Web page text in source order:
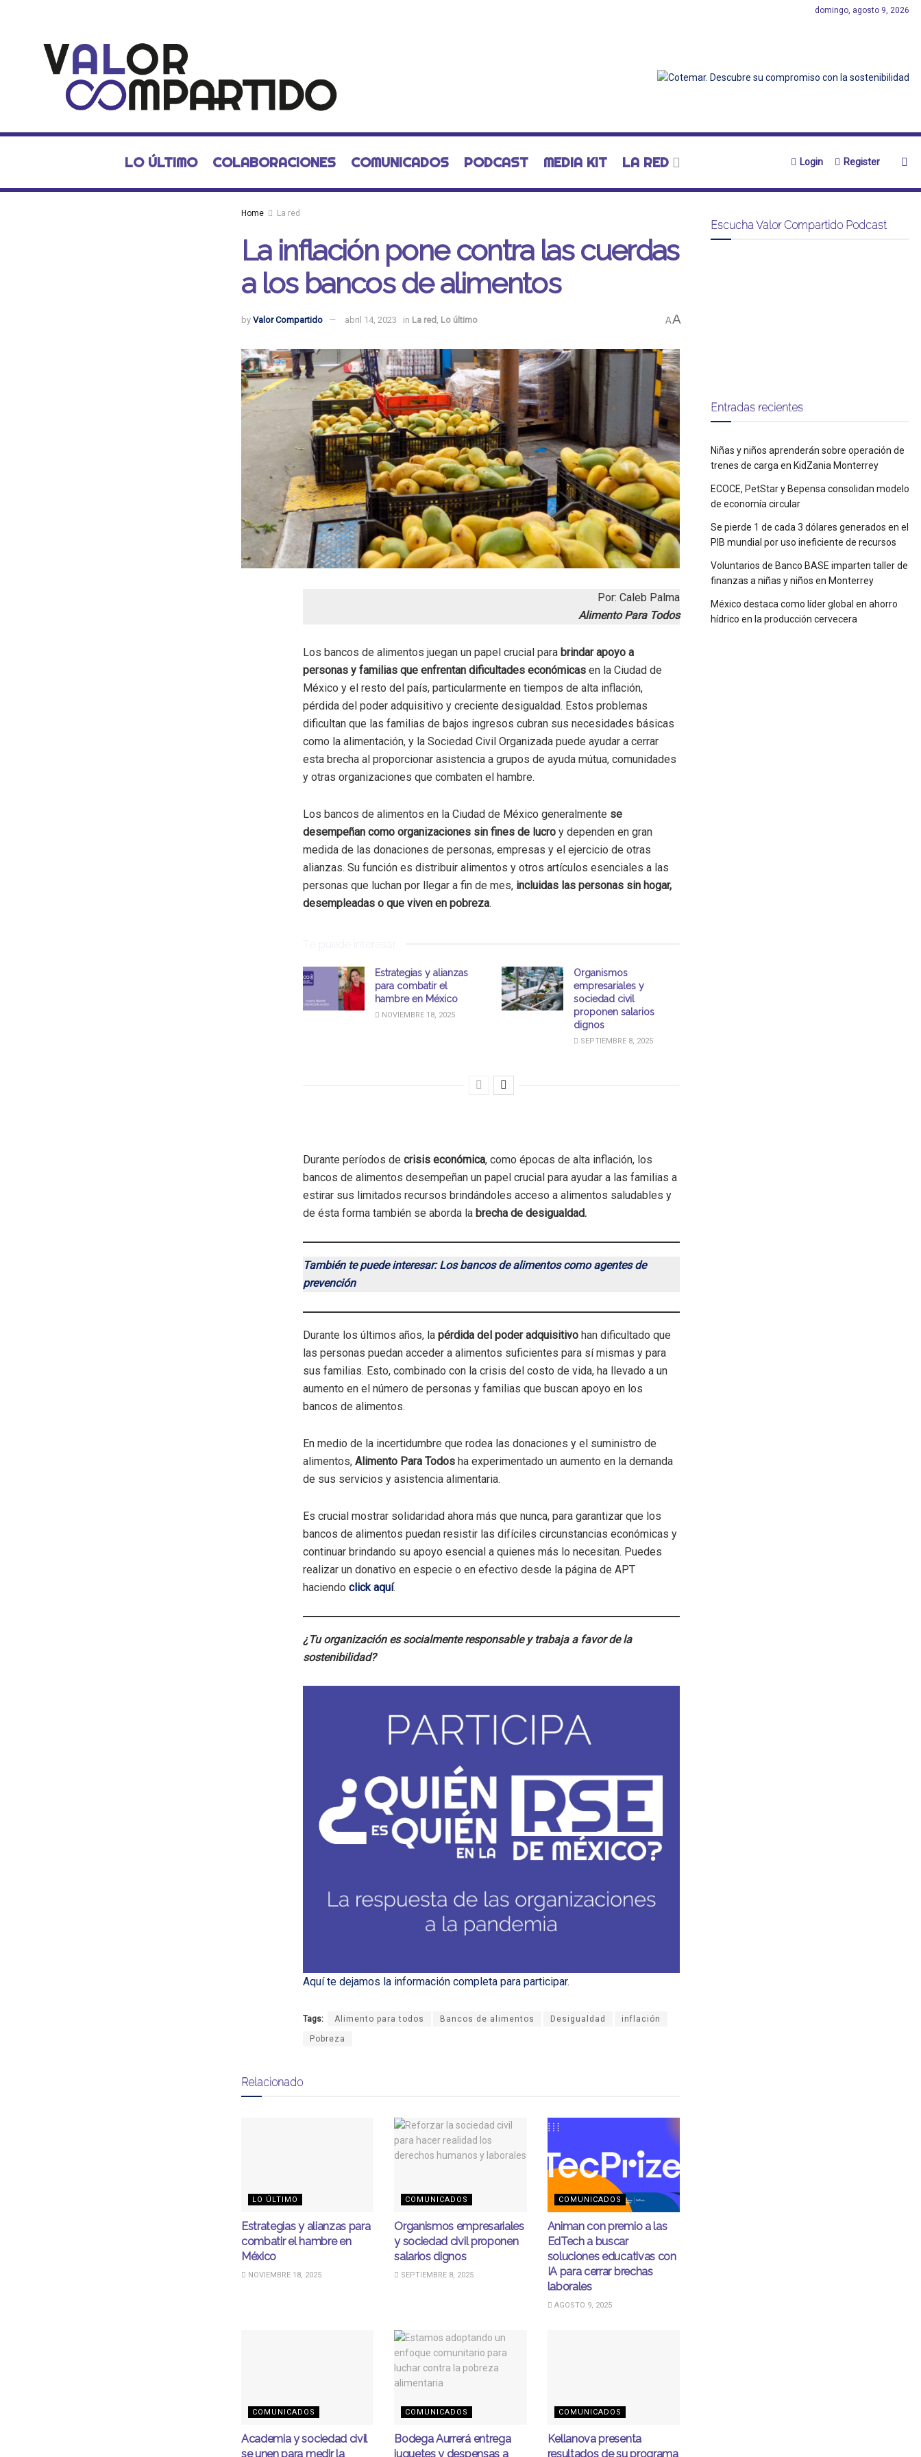
domingo, agosto 9, 2026
LO ÚLTIMO COLABORACIONES COMUNICADOS PODCAST MEDIA KIT LA RED Login Register
Home La red
La inflación pone contra las cuerdas
a los bancos de alimentos
by Valor Compartido abril 14, 2023 in La red Lo último AA
Por: Caleb Palma
Alimento Para Todos
Los bancos de alimentos juegan un papel crucial para brindar apoyo a
personas y familias que enfrentan dificultades económicas en la Ciudad de
México y el resto del país, particularmente en tiempos de alta inflación,
pérdida del poder adquisitivo y creciente desigualdad. Estos problemas
dificultan que las familias de bajos ingresos cubran sus necesidades básicas
como la alimentación, y la Sociedad Civil Organizada puede ayudar a cerrar
esta brecha al proporcionar asistencia a grupos de ayuda mútua, comunidades
y otras organizaciones que combaten el hambre.
Los bancos de alimentos en la Ciudad de México generalmente se
desempeñan como organizaciones sin fines de lucro y dependen en gran
medida de las donaciones de personas, empresas y el ejercicio de otras
alianzas. Su función es distribuir alimentos y otros artículos esenciales a las
personas que luchan por llegar a fin de mes, incluidas las personas sin hogar,
desempleadas o que viven en pobreza.
Te puede interesar
Estrategias y alianzas
para combatir el
hambre en México
NOVIEMBRE 18, 2025
Organismos
empresariales y
sociedad civil
proponen salarios
dignos
SEPTIEMBRE 8, 2025
Durante períodos de crisis económica, como épocas de alta inflación, los
bancos de alimentos desempeñan un papel crucial para ayudar a las familias a
estirar sus limitados recursos brindándoles acceso a alimentos saludables y
de ésta forma también se aborda la brecha de desigualdad.
También te puede interesar: Los bancos de alimentos como agentes de
prevención
Durante los últimos años, la pérdida del poder adquisitivo han dificultado que
las personas puedan acceder a alimentos suficientes para sí mismas y para
sus familias. Esto, combinado con la crisis del costo de vida, ha llevado a un
aumento en el número de personas y familias que buscan apoyo en los
bancos de alimentos.
En medio de la incertidumbre que rodea las donaciones y el suministro de
alimentos, Alimento Para Todos ha experimentado un aumento en la demanda
de sus servicios y asistencia alimentaria.
Es crucial mostrar solidaridad ahora más que nunca, para garantizar que los
bancos de alimentos puedan resistir las difíciles circunstancias económicas y
continuar brindando su apoyo esencial a quienes más lo necesitan. Puedes
realizar un donativo en especie o en efectivo desde la página de APT
haciendo click aquí.
¿Tu organización es socialmente responsable y trabaja a favor de la
sostenibilidad?
Aquí te dejamos la información completa para participar.
Tags: Alimento para todos Bancos de alimentos Desigualdad inflación
Pobreza
Relacionado
LO ÚLTIMO
Estrategias y alianzas para
combatir el hambre en
México
NOVIEMBRE 18, 2025
COMUNICADOS
Organismos empresariales
y sociedad civil proponen
salarios dignos
SEPTIEMBRE 8, 2025
COMUNICADOS
Animan con premio a las
EdTech a buscar
soluciones educativas con
IA para cerrar brechas
laborales
AGOSTO 9, 2025
COMUNICADOS
Academia y sociedad civil
se unen para medir la
COMUNICADOS
Bodega Aurrerá entrega
juguetes y despensas a
COMUNICADOS
Kellanova presenta
resultados de su programa
Escucha Valor Compartido Podcast
Entradas recientes
Niñas y niños aprenderán sobre operación de
trenes de carga en KidZania Monterrey
ECOCE, PetStar y Bepensa consolidan modelo
de economía circular
Se pierde 1 de cada 3 dólares generados en el
PIB mundial por uso ineficiente de recursos
Voluntarios de Banco BASE imparten taller de
finanzas a niñas y niños en Monterrey
México destaca como líder global en ahorro
hídrico en la producción cervecera